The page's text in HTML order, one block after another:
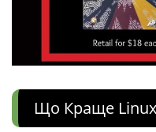
Що Краще